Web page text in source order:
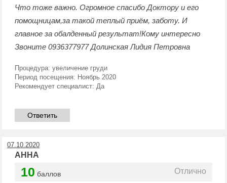
Что тоже важно. Огромное спасибо Доктору и его
помощницам,за такой теплый приём, заботу. И
главное за обалденный результат!Кому интересно
Звоните 0936377977 Долинская Лидия Петровна
Процедура: увеличение груди
Период посещения: Ноябрь 2020
Рекомендует специалист: Да
Ответить
07.10.2020
АННА
10 баллов Отлично